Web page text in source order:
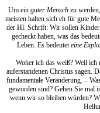
Um ein guter Mensch zu
meisten halten sich eh für gute
der Hl. Schrift: Wir sollen Kinder
gecheckt haben, was das
Leben. Es bedeutet eine
Woher ich das weiß? Weil
auferstandenen Christus sagen.
fundamentale Veränderung. –
geworden sind? Gehen Sie mal
wenn wir so bleiben würden?